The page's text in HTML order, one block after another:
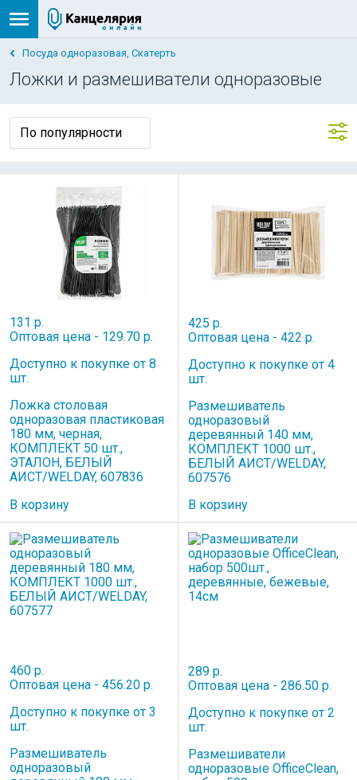
Посуда одноразовая, Скатерть
Ложки и размешиватели одноразовые
131 р.
Оптовая цена - 129.70 р.
Доступно к покупке от 8
шт.
Ложка столовая
одноразовая пластиковая
180 мм, черная,
КОМПЛЕКТ 50 шт.,
ЭТАЛОН, БЕЛЫЙ
АИСТ/WELDAY, 607836
В корзину
425 р.
Оптовая цена - 422 р.
Доступно к покупке от 4
шт.
Размешиватель
одноразовый
деревянный 140 мм,
КОМПЛЕКТ 1000 шт.,
БЕЛЫЙ АИСТ/WELDAY,
607576
В корзину
460 р.
Оптовая цена - 456.20 р.
Доступно к покупке от 3
шт.
Размешиватель
одноразовый
289 р.
Оптовая цена - 286.50 р.
Доступно к покупке от 2
шт.
Размешиватели
одноразовые OfficeClean,